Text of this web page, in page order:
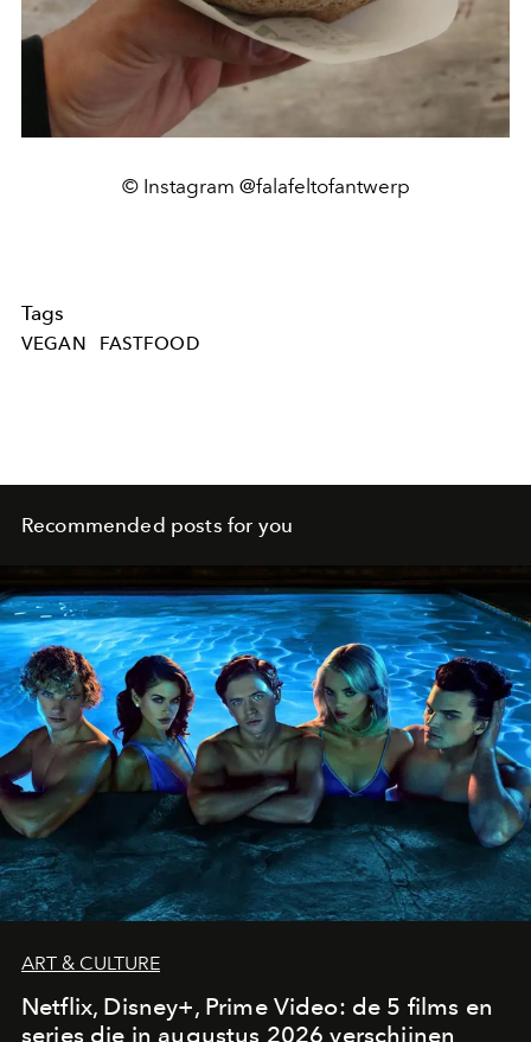
© Instagram @falafeltofantwerp
Tags
VEGAN FASTFOOD
Recommended posts for you
ART & CULTURE
Netflix, Disney+, Prime Video: de 5 films en
series die in augustus 2026 verschijnen